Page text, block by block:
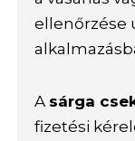
ellenőrzése
A sárga
fizetési